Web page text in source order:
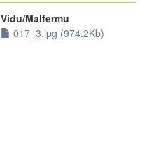
Vidu/Malfermu
017_3.jpg (974.2Kb)